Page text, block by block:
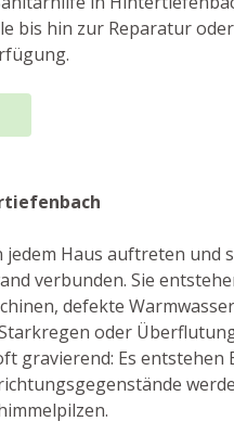
bis hin zur Reparatur
jedem Haus auftreten und
verbunden. Sie
defekte
oder
gravierend: Es entstehen